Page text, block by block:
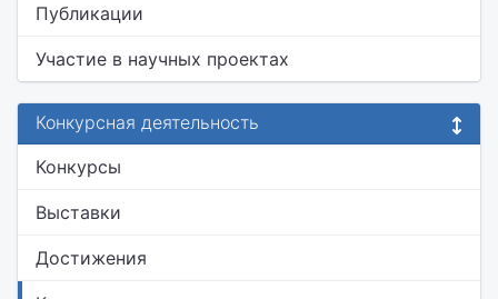
Публикации
Участие в научных проектах
Конкурсная деятельность
Конкурсы
Выставки
Достижения